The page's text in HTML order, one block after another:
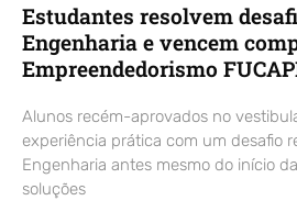
Estudantes resolvem
Engenharia e vencem
Empreendedorismo
Alunos recém-aprovados no
experiência prática com um desafio
Engenharia antes mesmo do início
soluções